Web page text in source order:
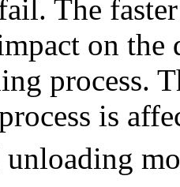
to
rate
used to